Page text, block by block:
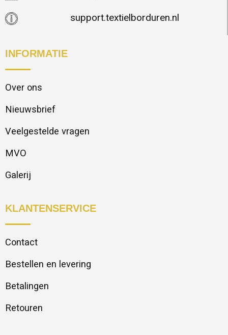
support.textielborduren.nl
INFORMATIE
Over ons
Nieuwsbrief
Veelgestelde vragen
MVO
Galerij
KLANTENSERVICE
Contact
Bestellen en levering
Betalingen
Retouren